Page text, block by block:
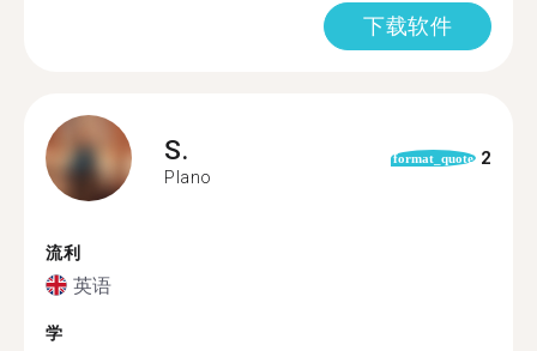
下载软件
S.
Plano
format_quote 2
流利
英语
学